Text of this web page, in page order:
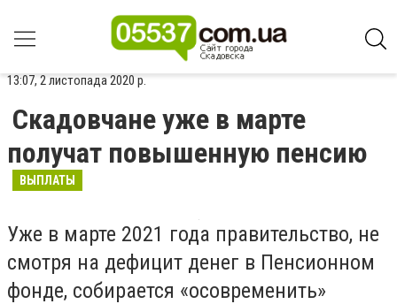
13:07, 2 листопада 2020 р.
Скадовчане уже в марте
получат повышенную пенсию
ВЫПЛАТЫ
Уже в марте 2021 года правительство, не
смотря на дефицит денег в Пенсионном
фонде, собирается «осовременить»